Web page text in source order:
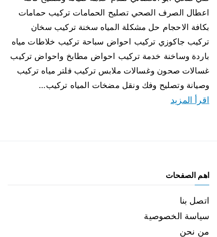
اعطال الصرف الصحي تصليح الحمامات تركيب حمامات
بكافة الاحجام حل مشكلة المياه سخنة تركيب سخان
تركيب جاكوزي تركيب احواض سباحة تركيب خلاطات مياه
باردة وساخنة خدمة تركيب احواض مطابخ واحواض تركيب
غسالات صحون وغسالات ملابس تركيب فلتر مياه تركيب
وصيانة وتصليح وفك ونقل مضخات المياه تركيب…
اقرأ المزيد
اهم الصفحات
اتصل بنا
سياسة الخصوصية
من نحن